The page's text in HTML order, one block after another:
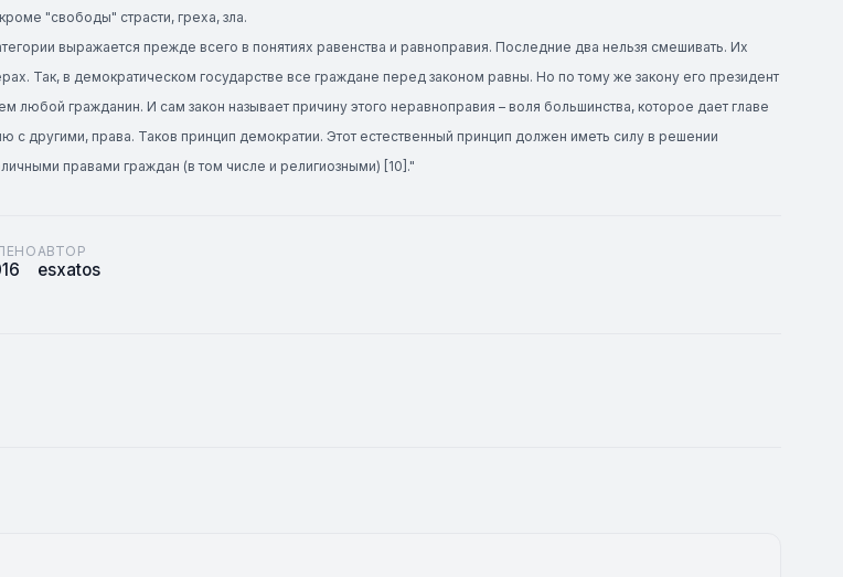
"свободы" страсти, греха, зла.
выражается прежде всего в понятиях равенства и равноправия. Последние два нельзя смешивать. Их
Так, в демократическом государстве все граждане перед законом равны. Но по тому же закону его президент
любой гражданин. И сам закон называет причину этого неравноправия – воля большинства, которое дает главе
с другими, права. Таков принцип демократии. Этот естественный принцип должен иметь силу в решении
правами граждан (в том числе и религиозными) [10]."
АВТОР
esxatos